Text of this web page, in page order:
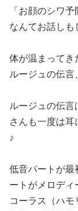
「お顔のシワ
なんてお話し
体が温まってき
ルージュの伝言
ルージュの伝
さんも一度は耳
♪
低音パートが最
ートがメロディ
コーラス（ハ